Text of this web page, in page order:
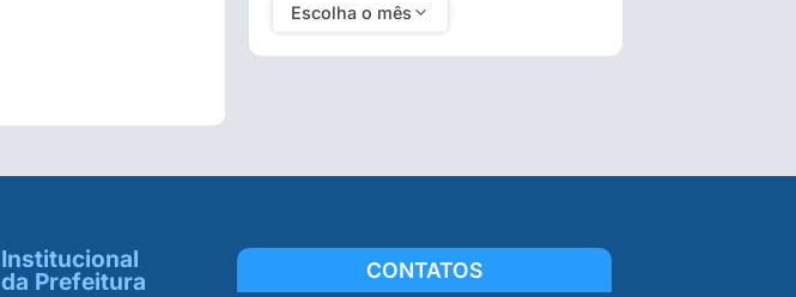
Escolha o mês
Institucional
da Prefeitura CONTATOS